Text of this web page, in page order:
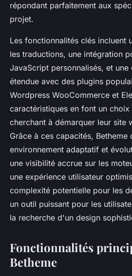
répondant parfaitement aux
projet.
Les fonctionnalités clés incluent
les traductions, une intégration
JavaScript personnalisés, et
étendue avec des plugins
Wordpress WooCommerce et
caractéristiques en font un
cherchant à démarquer leur site
Grâce à ces capacités, Betheme
environnement adaptatif et
une visibilité accrue sur les
une expérience utilisateur
complexité potentielle pour les
un outil puissant pour les
la recherche d'un design
Fonctionnalités
Betheme